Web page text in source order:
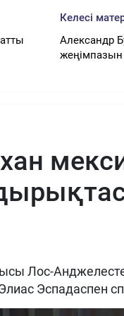
Келесі
Александр
жеңімпазын
Лос-
Эспадаспен